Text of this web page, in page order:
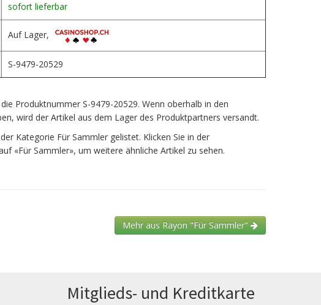
sofort lieferbar
Auf Lager,
S-9479-20529
Produktnummer S-9479-20529. Wenn oberhalb in den
wird der Artikel aus dem Lager des Produktpartners versandt.
Kategorie Für Sammler gelistet. Klicken Sie in der
«Für Sammler», um weitere ähnliche Artikel zu sehen.
Mehr aus Rayon "Für Sammler"
Mitglieds- und Kreditkarte